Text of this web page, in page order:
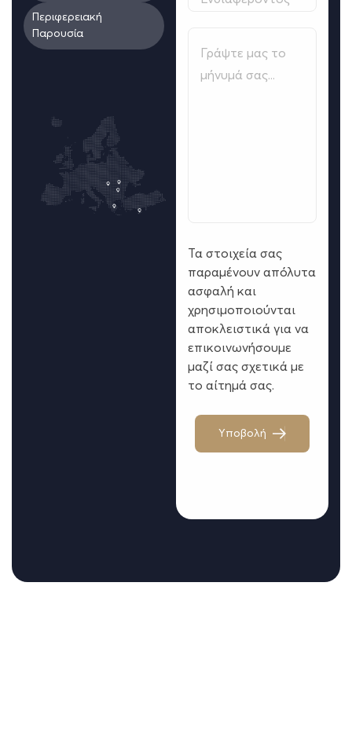
Περιφερειακή
Παρουσία
Τα στοιχεία σας
παραμένουν απόλυτα
ασφαλή και
χρησιμοποιούνται
αποκλειστικά για να
επικοινωνήσουμε
μαζί σας σχετικά με
το αίτημά σας.
Υποβολή